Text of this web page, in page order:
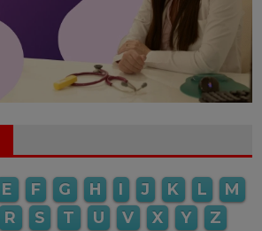
E F G H I J K L
M
R S T U V X Y Z